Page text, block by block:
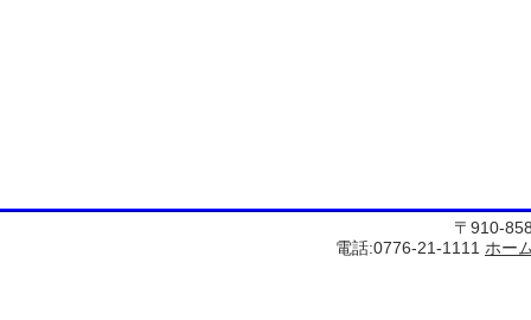
〒910-
電話:0776-21-1111 ホー